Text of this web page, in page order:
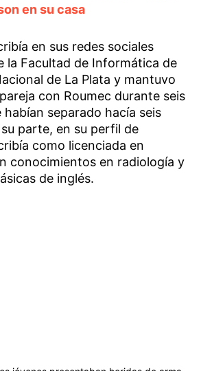
en su casa
en sus redes sociales
la Facultad de Informática de
de La Plata y mantuvo
con Roumec durante seis
habían separado hacía seis
parte, en su perfil de
como licenciada en
conocimientos en radiología y
de inglés.